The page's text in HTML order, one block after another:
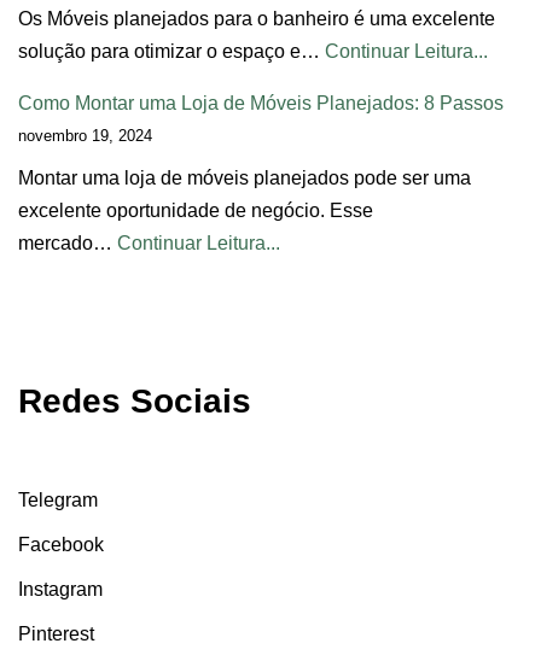
Os Móveis planejados para o banheiro é uma excelente
solução para otimizar o espaço e… Continuar Leitura...
Como Montar uma Loja de Móveis Planejados: 8 Passos
novembro 19, 2024
Montar uma loja de móveis planejados pode ser uma
excelente oportunidade de negócio. Esse
mercado… Continuar Leitura...
Redes Sociais
Telegram
Facebook
Instagram
Pinterest